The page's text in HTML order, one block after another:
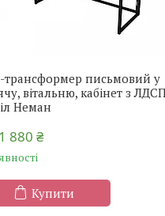
трансформер письмовий у
вітальню, кабінет з
Неман
880 ₴
Купити